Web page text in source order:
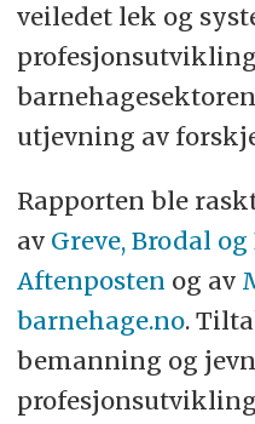
veiledet lek og
utjevning av
Rapporten ble
av Greve, Brodal
Aftenposten og av
barnehage.no.
bemanning og